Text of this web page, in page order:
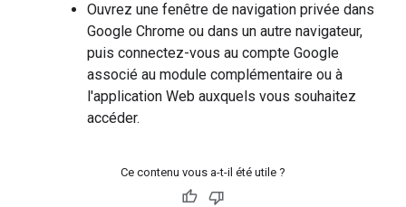
Ouvrez une fenêtre de navigation privée dans
Google Chrome ou dans un autre navigateur,
puis connectez-vous au compte Google
associé au module complémentaire ou à
l'application Web auxquels vous souhaitez
accéder.
Ce contenu vous a-t-il été utile ?